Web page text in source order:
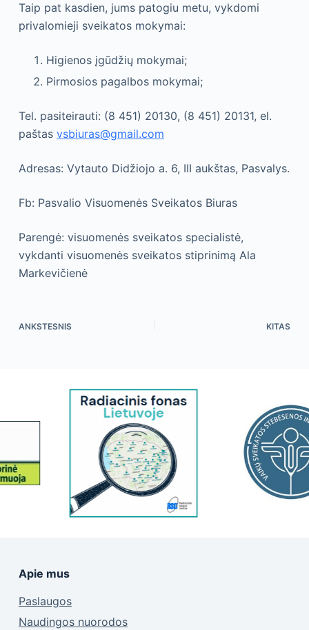
Taip pat kasdien, jums patogiu metu, vykdomi
privalomieji sveikatos mokymai:
Higienos įgūdžių mokymai;
Pirmosios pagalbos mokymai;
Tel. pasiteirauti: (8 451) 20130, (8 451) 20131, el.
paštas vsbiuras@gmail.com
Adresas: Vytauto Didžiojo a. 6, III aukštas, Pasvalys.
Fb: Pasvalio Visuomenės Sveikatos Biuras
Parengė: visuomenės sveikatos specialistė,
vykdanti visuomenės sveikatos stiprinimą Ala
Markevičienė
ANKSTESNIS KITAS
Apie mus
Paslaugos
Naudingos nuorodos